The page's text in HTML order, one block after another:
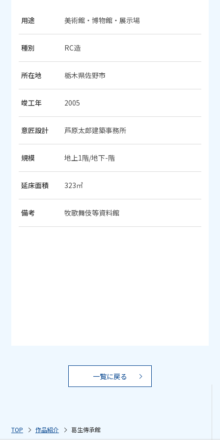
用途 美術館・博物館・展示場
種別 RC造
所在地 栃木県佐野市
竣工年 2005
意匠設計 芦原太郎建築事務所
規模 地上1階/地下-階
延床面積 323㎡
備考 牧歌舞伎等資料館
一覧に戻る
TOP 作品紹介 葛生傳承館